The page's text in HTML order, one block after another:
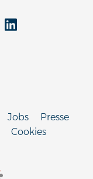
Jobs
Presse
Cookies